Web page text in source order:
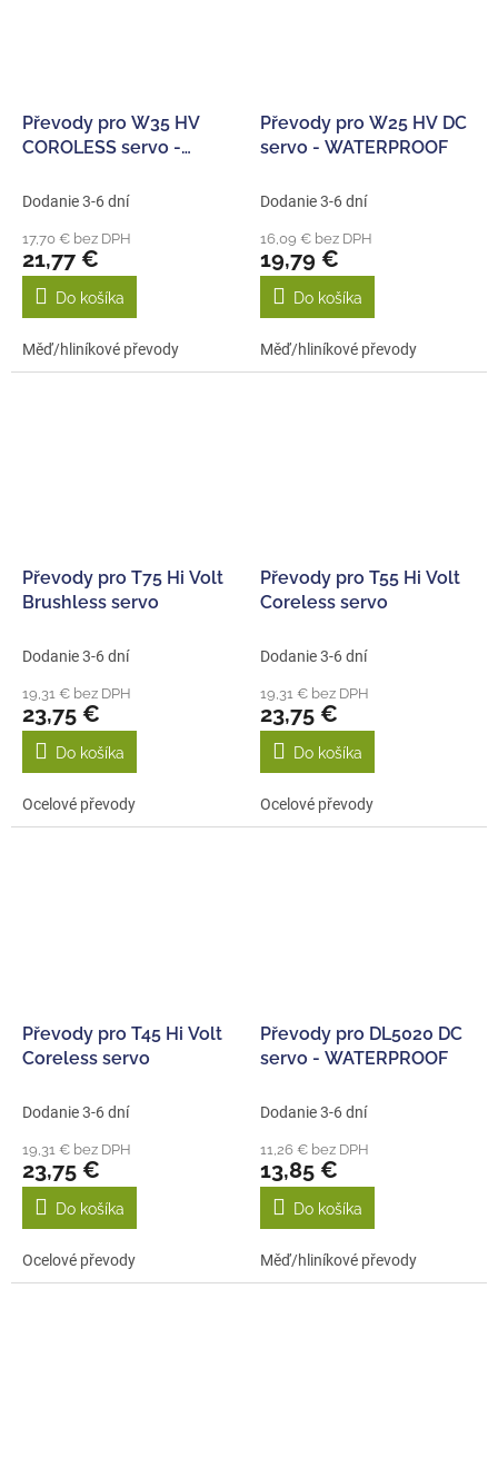
Převody pro W35 HV
COROLESS servo -
Dodanie 3-6 dní
17,70 € bez DPH
21,77 €
Do košíka
Měď/hliníkové převody
Převody pro W25 HV DC
servo - WATERPROOF
Dodanie 3-6 dní
16,09 € bez DPH
19,79 €
Do košíka
Měď/hliníkové převody
Převody pro T75 Hi Volt
Brushless servo
Dodanie 3-6 dní
19,31 € bez DPH
23,75 €
Do košíka
Ocelové převody
Převody pro T55 Hi Volt
Coreless servo
Dodanie 3-6 dní
19,31 € bez DPH
23,75 €
Do košíka
Ocelové převody
Převody pro T45 Hi Volt
Coreless servo
Dodanie 3-6 dní
19,31 € bez DPH
23,75 €
Do košíka
Ocelové převody
Převody pro DL5020 DC
servo - WATERPROOF
Dodanie 3-6 dní
11,26 € bez DPH
13,85 €
Do košíka
Měď/hliníkové převody